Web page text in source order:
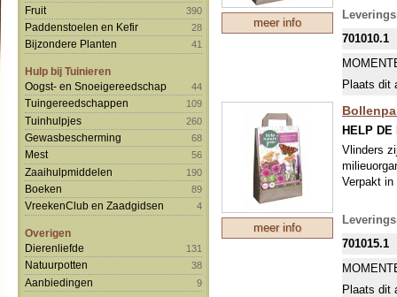
Fruit 390
Paddenstoelen en Kefir 28
Bijzondere Planten 41
Hulp bij Tuinieren
Oogst- en Snoeigereedschap
44
Tuingereedschappen 109
Tuinhulpjes 260
Gewasbescherming 68
Mest 56
Zaaihulpmiddelen 190
Boeken 89
VreekenClub en Zaadgidsen 4
Overigen
Dierenliefde
131
Natuurpotten 38
Aanbiedingen 9
meer info
Inhoud:
Dahlia
Lilium
701010.1
Plaats dit
meer info
HELP DE
Vlinders
Verpakt
701015.1
Plaats dit